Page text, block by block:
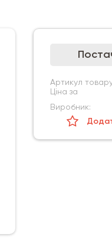
Артикул
Ціна за
Виробник: